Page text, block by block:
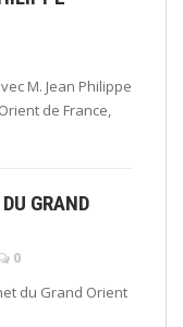
M. Jean Philippe
de France,
GRAND
0
du Grand Orient